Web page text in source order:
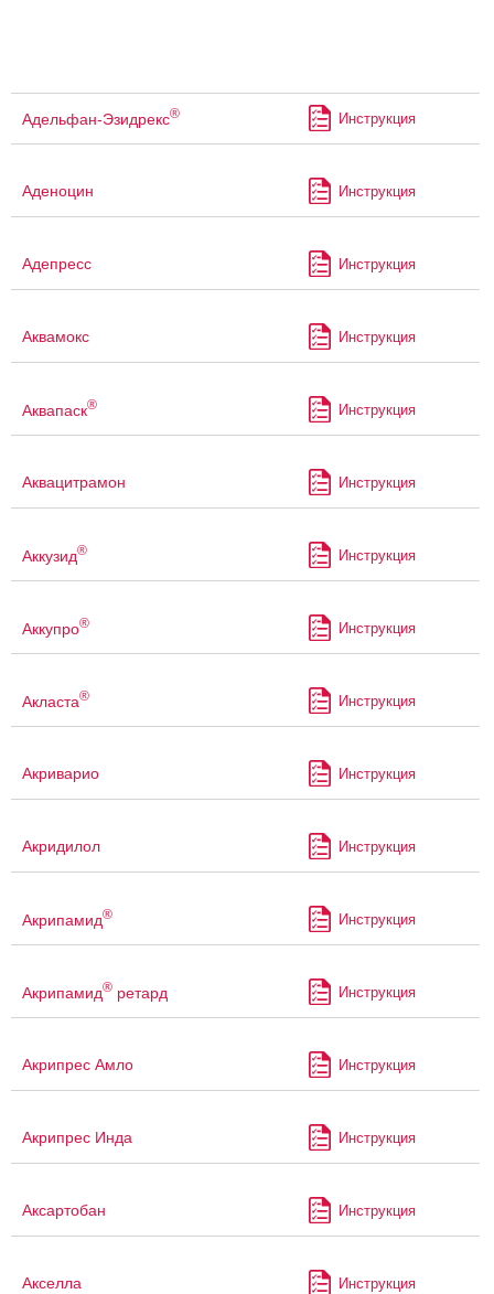
Адельфан-Эзидрекс® Инструкция
Аденоцин Инструкция
Адепресс Инструкция
Аквамокс Инструкция
Аквапаск® Инструкция
Аквацитрамон Инструкция
Аккузид® Инструкция
Аккупро® Инструкция
Акласта® Инструкция
Акриварио Инструкция
Акридилол Инструкция
Акрипамид® Инструкция
Акрипамид® ретард Инструкция
Акрипрес Амло Инструкция
Акрипрес Инда Инструкция
Аксартобан Инструкция
Акселла Инструкция